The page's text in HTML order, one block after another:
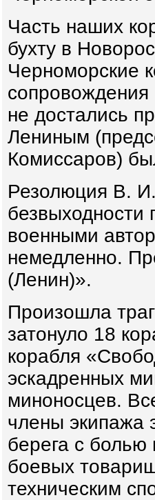
Часть наших
бухту в
Черноморские
не достались
Лениным
Комиссаров)
Резолюция В.
военными
немедленно.
(Ленин)».
Произошла
затонуло 18
корабля
эскадренных
миноносцев.
члены экипажа
берега с
боевых
техническим